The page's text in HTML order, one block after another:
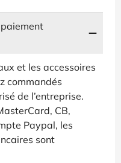
et les accessoires
commandés
de l’entreprise.
CB,
Paypal, les
sont